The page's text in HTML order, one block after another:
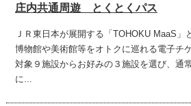
庄内共通周遊 とくとくパス
ＪＲ東日本が展開する「TOHOKU MaaS
博物館や美術館等をオトクに巡れる電子チ
対象９施設からお好みの３施設を選び、通
に...